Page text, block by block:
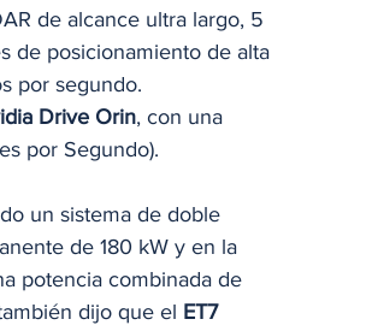
de alcance ultra largo, 5
de posicionamiento de alta
por segundo.
Drive Orin, con una
por Segundo).
un sistema de doble
de 180 kW y en la
potencia combinada de
dijo que el ET7